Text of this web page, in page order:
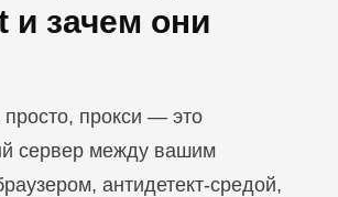
и зачем они
просто, прокси — это
сервер между вашим
антидетект-средой,